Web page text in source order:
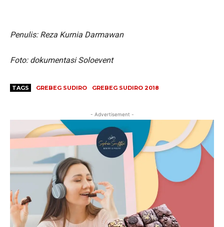
Penulis: Reza Kurnia Darmawan
Foto: dokumentasi Soloevent
TAGS GREBEG SUDIRO GREBEG SUDIRO 2018
- Advertisement -